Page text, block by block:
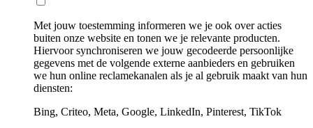
Met jouw toestemming informeren we je ook over acties
buiten onze website en tonen we je relevante producten.
Hiervoor synchroniseren we jouw gecodeerde persoonlijke
gegevens met de volgende externe aanbieders en gebruiken
we hun online reclamekanalen als je al gebruik maakt van hun
diensten:
Bing, Criteo, Meta, Google, LinkedIn, Pinterest, TikTok